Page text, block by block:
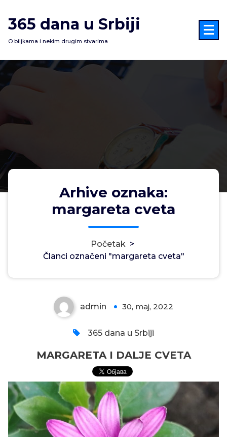
na
sadržaj
365 dana u Srbiji
O biljkama i nekim drugim stvarima
Arhive oznaka:
margareta cveta
Početak >
Članci označeni "margareta cveta"
MARGARETA I DALJE CVETA
admin 30, maj, 2022
365 dana u Srbiji
MARGARETA I DALJE CVETA